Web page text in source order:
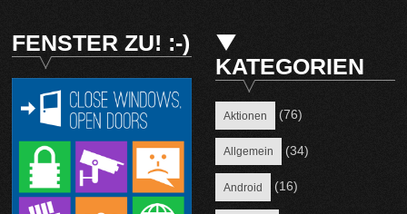
FENSTER ZU! :-)
KATEGORIEN
Aktionen (76)
Allgemein (34)
Android (16)